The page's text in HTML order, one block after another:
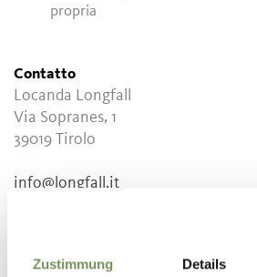
Zustimmung Details
propria
Contatto
Locanda Longfall
Via Sopranes, 1
39019
Tirolo
info@longfall.it